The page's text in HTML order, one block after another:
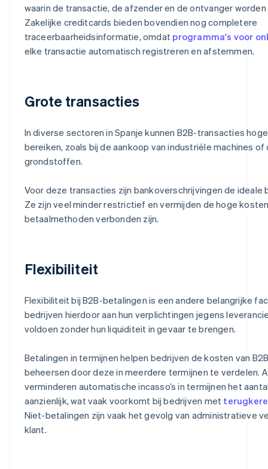
waarin de transactie, de afzender en de ontvanger
Zakelijke creditcards bieden bovendien nog completere
traceerbaarheidsinformatie, omdat programma's voor
elke transactie automatisch registreren en afstemmen.
Grote transacties
In diverse sectoren in Spanje kunnen B2B-transacties
bereiken, zoals bij de aankoop van industriële machines of
grondstoffen.
Voor deze transacties zijn bankoverschrijvingen de ideale
Ze zijn veel minder restrictief en vermijden de hoge
betaalmethoden verbonden zijn.
Flexibiliteit
Flexibiliteit bij B2B-betalingen is een andere belangrijke
bedrijven hierdoor aan hun verplichtingen jegens
voldoen zonder hun liquiditeit in gevaar te brengen.
Betalingen in termijnen helpen bedrijven de kosten van
beheersen door deze in meerdere termijnen te verdelen.
verminderen automatische incasso’s in termijnen het
aanzienlijk, wat vaak voorkomt bij bedrijven met
Niet-betalingen zijn vaak het gevolg van administratieve
klant.